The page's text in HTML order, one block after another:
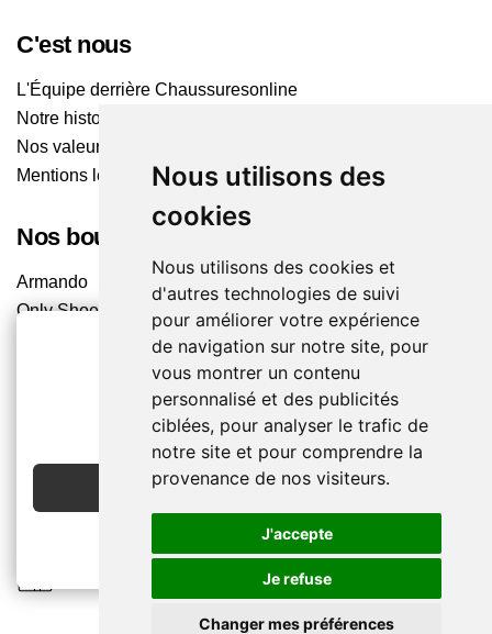
Nous utilisons des
cookies
Nous utilisons des cookies et
d'autres technologies de suivi
pour améliorer votre expérience
de navigation sur notre site, pour
vous montrer un contenu
personnalisé et des publicités
ciblées, pour analyser le trafic de
notre site et pour comprendre la
provenance de nos visiteurs.
J'accepte
Je refuse
Changer mes préférences
2€ OFFERTS
EN CRÉANT UN COMPTE
JE CRÉE MON COMPTE
C'est nous
L'Équipe derrière Chaussuresonline
Notre histoire
Nos valeurs
Mentions légales
Nos boutiques
Armando
Only Shoes
Trouvez le magasin le plus proche
Chaussuresonline sur les Médias sociaux
et bons plans !